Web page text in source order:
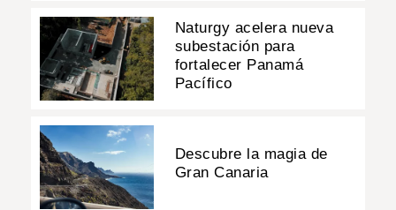
Naturgy acelera nueva
subestación para
fortalecer Panamá
Pacífico
Descubre la magia de
Gran Canaria